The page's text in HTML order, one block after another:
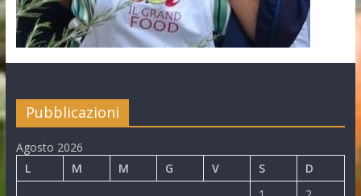
Pubblicazioni
Agosto 2026
L
M M G V S
D